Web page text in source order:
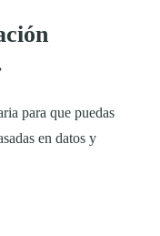
para que puedas
en datos y